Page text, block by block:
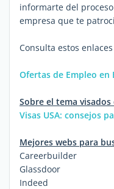
informarte del
empresa que te
Consulta estos
Ofertas de Empleo en
Sobre el tema
Visas USA: consejos
Mejores webs para
Careerbuilder
Glassdoor
Indeed